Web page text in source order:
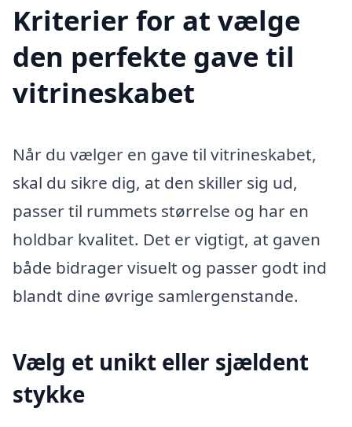
Kriterier for at vælge
den perfekte gave til
vitrineskabet
Når du vælger en gave til vitrineskabet,
skal du sikre dig, at den skiller sig ud,
passer til rummets størrelse og har en
holdbar kvalitet. Det er vigtigt, at gaven
både bidrager visuelt og passer godt ind
blandt dine øvrige samlergenstande.
Vælg et unikt eller sjældent
stykke